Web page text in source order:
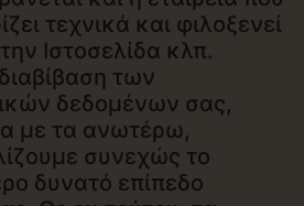
τεχνικά και φιλοξενεί
Ιστοσελίδα κλπ.
των
δεδομένων σας,
με τα ανωτέρω,
συνεχώς το
δυνατό επίπεδο